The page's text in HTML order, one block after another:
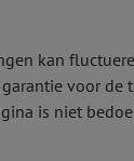
kan
voor de
is niet